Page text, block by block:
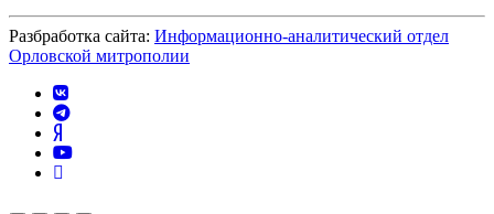
Разбработка сайта: Информационно-аналитический отдел
Орловской митрополии